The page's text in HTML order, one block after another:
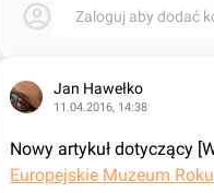
Zaloguj aby dodać
Jan Hawełko
11.04.2016, 14:38
Nowy artykuł dotyczący
Europejskie Muzeum